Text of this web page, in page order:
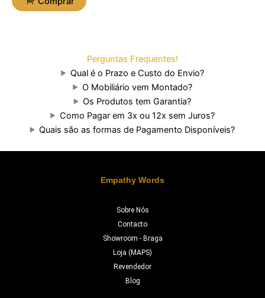
Perguntas Frequentes!
Qual é o Prazo e Custo do Envio?
O Mobiliário vem Montado?
Os Produtos tem Garantia?
Como Pagar em 3x ou 12x sem Juros?
Quais são as formas de Pagamento Disponíveis?
Empathy Words
Sobre Nós
Contacto
Showroom - Braga
Loja (MAPS)
Revendedor
Blog